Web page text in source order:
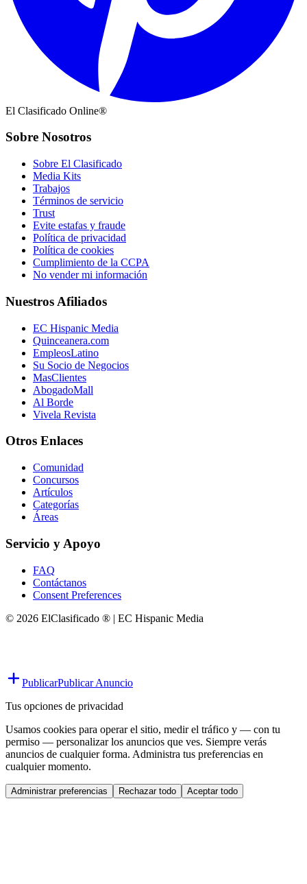
El Clasificado Online®
Sobre Nosotros
Sobre El Clasificado
Media Kits
Trabajos
Términos de servicio
Trust
Evite estafas y fraude
Política de privacidad
Política de cookies
Cumplimiento de la CCPA
No vender mi información
Nuestros Afiliados
EC Hispanic Media
Quinceanera.com
EmpleosLatino
Su Socio de Negocios
MasClientes
AbogadoMall
Al Borde
Vivela Revista
Otros Enlaces
Comunidad
Concursos
Artículos
Categorías
Áreas
Servicio y Apoyo
FAQ
Contáctanos
Consent Preferences
© 2026 ElClasificado ® | EC Hispanic Media
PublicarPublicar Anuncio
Tus opciones de privacidad
Usamos cookies para operar el sitio, medir el tráfico y — con tu
permiso — personalizar los anuncios que ves. Siempre verás
anuncios de cualquier forma. Administra tus preferencias en
cualquier momento.
Administrar preferencias Rechazar todo Aceptar todo